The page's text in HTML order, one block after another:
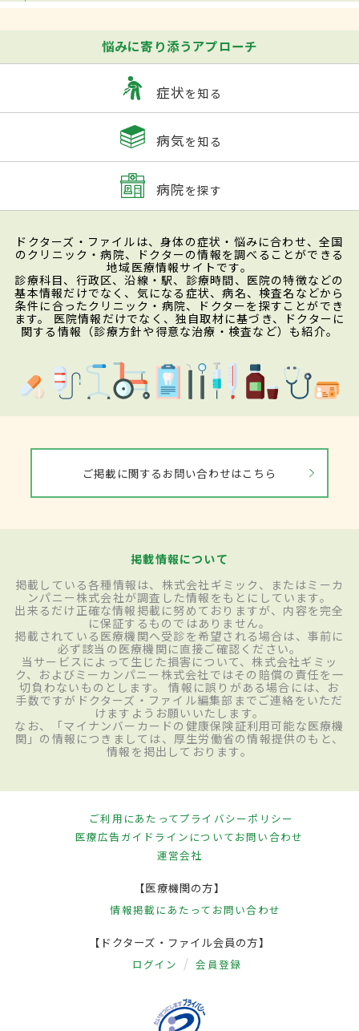
悩みに寄り添うアプローチ
症状を知る
病気を知る
病院を探す
ドクターズ・ファイルは、身体の症状・悩みに合わせ、全国
のクリニック・病院、ドクターの情報を調べることができる
地域医療情報サイトです。
診療科目、行政区、沿線・駅、診療時間、医院の特徴などの
基本情報だけでなく、気になる症状、病名、検査名などから
条件に合ったクリニック・病院、ドクターを探すことができ
ます。 医院情報だけでなく、独自取材に基づき、ドクターに
関する情報（診療方針や得意な治療・検査など）も紹介。
ご掲載に関するお問い合わせはこちら
掲載情報について
掲載している各種情報は、株式会社ギミック、またはミーカ
ンパニー株式会社が調査した情報をもとにしています。
出来るだけ正確な情報掲載に努めておりますが、内容を完全
に保証するものではありません。
掲載されている医療機関へ受診を希望される場合は、事前に
必ず該当の医療機関に直接ご確認ください。
当サービスによって生じた損害について、株式会社ギミッ
ク、およびミーカンパニー株式会社ではその賠償の責任を一
切負わないものとします。 情報に誤りがある場合には、お
手数ですがドクターズ・ファイル編集部までご連絡をいただ
けますようお願いいたします。
なお、「マイナンバーカードの健康保険証利用可能な医療機
関」の情報につきましては、厚生労働省の情報提供のもと、
情報を掲出しております。
ご利用にあたってプライバシーポリシー
医療広告ガイドラインについてお問い合わせ
運営会社
【医療機関の方】
情報掲載にあたって お問い合わせ
【ドクターズ・ファイル会員の方】
ログイン 会員登録